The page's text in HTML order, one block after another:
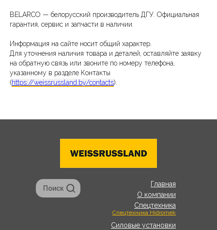
BELARCO — белорусский производитель ДГУ. Официальная
гарантия, сервис и запчасти в наличии.
Информация на сайте носит общий характер.
Для уточнения наличия товара и деталей, оставляйте заявку
на обратную связь или звоните по номеру телефона,
указанному в разделе Контакты
(https://weissrussland.by/contacts).
Главная
О компании
Спецтехника
Силовые установки
Поиск
Спецтехника Hidromek